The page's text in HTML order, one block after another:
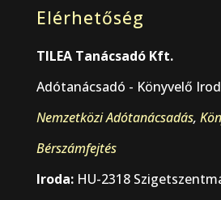
Elérhetőség
TILEA Tanácsadó Kft.
Adótanácsadó - Könyvelő
Nemzetközi Adótanácsadás,
Bérszámfejtés
Iroda: HU-2318